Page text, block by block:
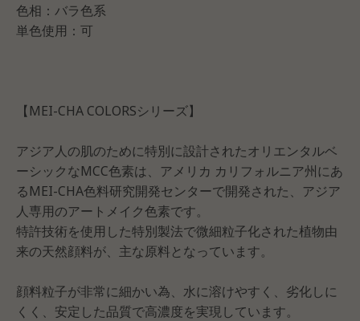
色相：バラ色系
単色使用：可
【MEI-CHA COLORSシリーズ】
アジア人の肌のために特別に設計されたオリエンタルベ
ーシックなMCC色素は、アメリカ カリフォルニア州にあ
るMEI-CHA色料研究開発センターで開発された、アジア
人専用のアートメイク色素です。
特許技術を使用した特別製法で微細粒子化された植物由
来の天然顔料が、主な原料となっています。
顔料粒子が非常に細かい為、水に溶けやすく、劣化しに
くく、安定した品質で高濃度を実現しています。